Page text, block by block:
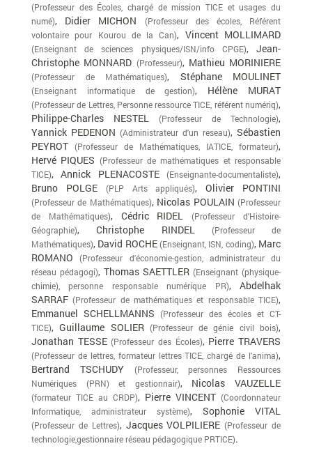
(Professeur des Écoles, chargé de mission TICE et usages du
numé), Didier MICHON
(Professeur des écoles, Référent
volontaire pour Kourou de la Can), Vincent MOLLIMARD
(Enseignant de sciences physiques/ISN/info CPGE), Jean-
Christophe MONNARD (Professeur), Mathieu MORINIERE
(Professeur de Mathématiques), Stéphane MOULINET
(Enseignant informatique de gestion), Hélène MURAT
(Professeur de Lettres, Personne ressource TICE, référent numériq),
Philippe-Charles NESTEL
(Professeur de Technologie),
Yannick PEDENON (Administrateur d'un reseau), Sébastien
PEYROT (Professeur de Mathématiques, IATICE, formateur),
Hervé PIQUES (Professeur de mathématiques et responsable
TICE), Annick PLENACOSTE (Enseignante-documentaliste),
Bruno POLGE
(PLP Arts appliqués), Olivier PONTINI
(Professeur de Mathématiques), Nicolas POULAIN(Professeur
de Mathématiques), Cédric RIDEL(Professeur d'Histoire-
Géographie), Christophe RINDEL
(Professeur de
Mathématiques), David ROCHE (Enseignant, ISN, coding), Marc
ROMANO(Professeur d'économie-gestion, administrateur du
réseau pédagogi), Thomas SAETTLER (Enseignant (physique-
chimie), personne responsable numérique PR), Abdelhak
SARRAF(Professeur de mathématiques et responsable TICE),
Emmanuel SCHELLMANNS (Professeur des écoles et CT-
TICE), Guillaume SOLIER (Professeur de génie civil bois),
Jonathan TESSE(Professeur des Écoles), Pierre TRAVERS
(Professeur de lettres, formateur lettres TICE, chargé de l'anima),
Bertrand TSCHUDY
(Professeur, personnes Ressources
Numériques (PRN) et gestionnair), Nicolas VAUZELLE
(formateur TICE au CRDP), Pierre VINCENT (Coordonnateur
Informatique, administrateur système), Sophonie VITAL
(Professeur de Lettres), Jacques VOLPILIERE(Professeur de
technologie,gestionnaire réseau pédagogique PRTICE).